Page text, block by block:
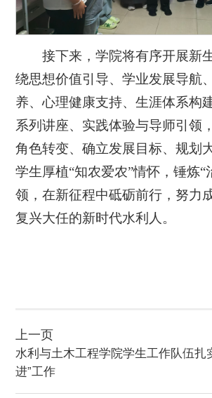
接下来，学院将有序开展新
绕思想价值引导、学业发展导航
养、心理健康支持、生涯体系构
系列讲座、实践体验与导师引领
角色转变、确立发展目标、规划
学生厚植“知农爱农”情怀，锤炼“
领，在新征程中砥砺前行，努力
复兴大任的新时代水利人。
上一页
水利与土木工程学院学生工作队伍扎
进”工作